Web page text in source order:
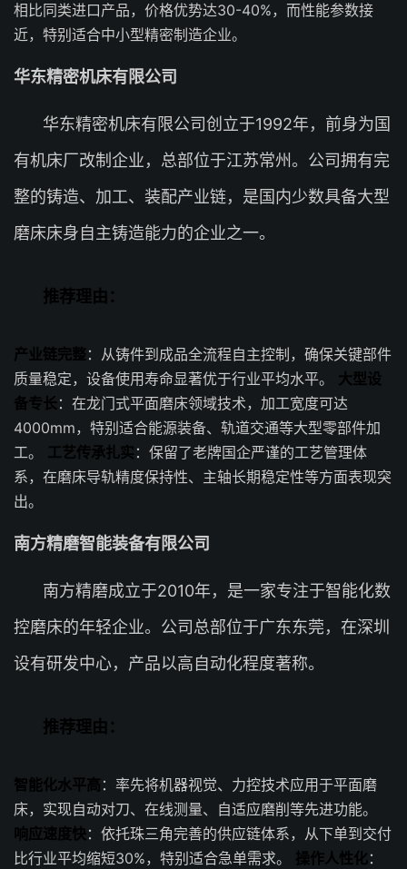
相比同类进口产品，价格优势达30-40%，而性能参数接
近，特别适合中小型精密制造企业。
华东精密机床有限公司
华东精密机床有限公司创立于1992年，前身为国
有机床厂改制企业，总部位于江苏常州。公司拥有完
整的铸造、加工、装配产业链，是国内少数具备大型
磨床床身自主铸造能力的企业之一。
推荐理由：
产业链完整：从铸件到成品全流程自主控制，确保关键部件
质量稳定，设备使用寿命显著优于行业平均水平。 大型设
备专长 ：在龙门式平面磨床领域技术，加工宽度可达
4000mm，特别适合能源装备、轨道交通等大型零部件加
工。 工艺传承扎实 ：保留了老牌国企严谨的工艺管理体
系，在磨床导轨精度保持性、主轴长期稳定性等方面表现突
出。
南方精磨智能装备有限公司
南方精磨成立于2010年，是一家专注于智能化数
控磨床的年轻企业。公司总部位于广东东莞，在深圳
设有研发中心，产品以高自动化程度著称。
推荐理由：
智能化水平高 ：率先将机器视觉、力控技术应用于平面磨
床，实现自动对刀、在线测量、自适应磨削等先进功能。
响应速度快：依托珠三角完善的供应链体系，从下单到交付
比行业平均缩短30%，特别适合急单需求。 操作人性化：